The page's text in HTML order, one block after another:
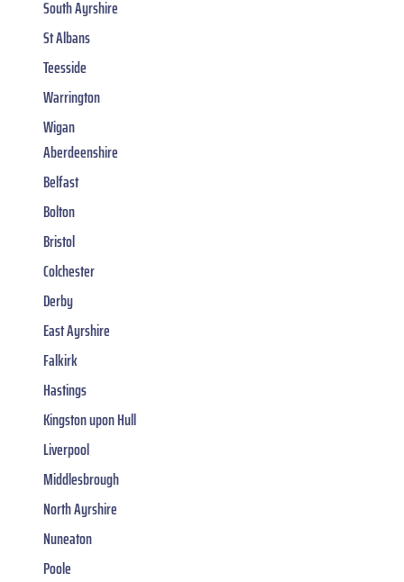
South Ayrshire
St Albans
Teesside
Warrington
Wigan
Aberdeenshire
Belfast
Bolton
Bristol
Colchester
Derby
East Ayrshire
Falkirk
Hastings
Kingston upon Hull
Liverpool
Middlesbrough
North Ayrshire
Nuneaton
Poole